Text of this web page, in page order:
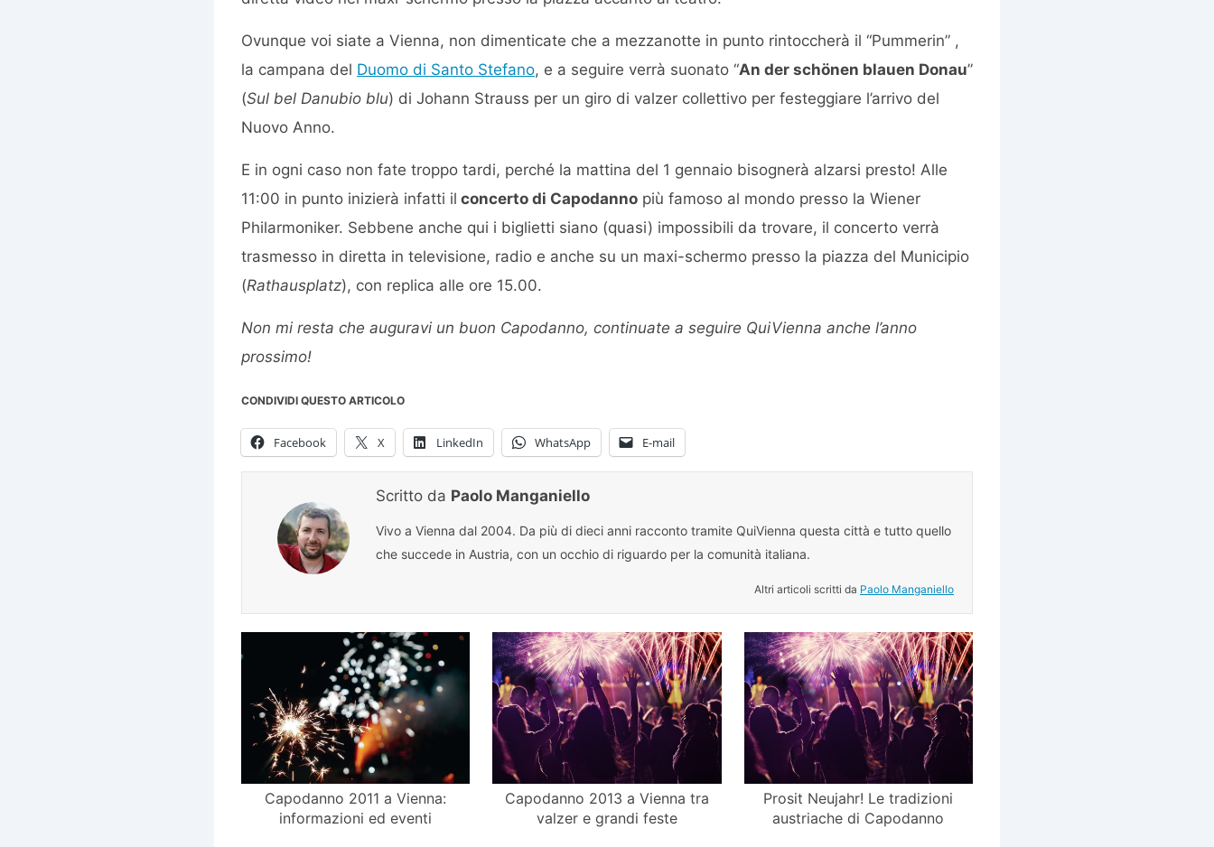
Ovunque voi siate a Vienna, non dimenticate che a mezzanotte in punto rintoccherà il “Pummerin” ,
la campana del Duomo di Santo Stefano, e a seguire verrà suonato “An der schönen blauen Donau”
(Sul bel Danubio blu) di Johann Strauss per un giro di valzer collettivo per festeggiare l’arrivo del
Nuovo Anno.
E in ogni caso non fate troppo tardi, perché la mattina del 1 gennaio bisognerà alzarsi presto! Alle
11:00 in punto inizierà infatti il concerto di Capodanno più famoso al mondo presso la Wiener
Philarmoniker. Sebbene anche qui i biglietti siano (quasi) impossibili da trovare, il concerto verrà
trasmesso in diretta in televisione, radio e anche su un maxi-schermo presso la piazza del Municipio
(Rathausplatz), con replica alle ore 15.00.
Non mi resta che auguravi un buon Capodanno, continuate a seguire QuiVienna anche l’anno
prossimo!
CONDIVIDI QUESTO ARTICOLO
Facebook X LinkedIn WhatsApp E-mail
Scritto da Paolo Manganiello
Vivo a Vienna dal 2004. Da più di dieci anni racconto tramite QuiVienna questa città e tutto quello
che succede in Austria, con un occhio di riguardo per la comunità italiana.
Altri articoli scritti da Paolo Manganiello
Capodanno 2011 a Vienna:
informazioni ed eventi
Capodanno 2013 a Vienna tra
valzer e grandi feste
Prosit Neujahr! Le tradizioni
austriache di Capodanno